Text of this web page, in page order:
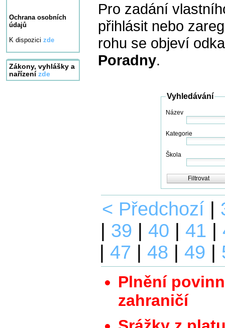
Ochrana osobních
údajů
K dispozici zde
Zákony, vyhlášky a
nařízení zde
Pro zadání
přihlásit nebo
rohu se objeví
Poradny.
Vyhledávání
Název
Kategorie
Škola
Filtrovat
< Předchozí
39 40 41
47 48 49
Plnění
zahraničí